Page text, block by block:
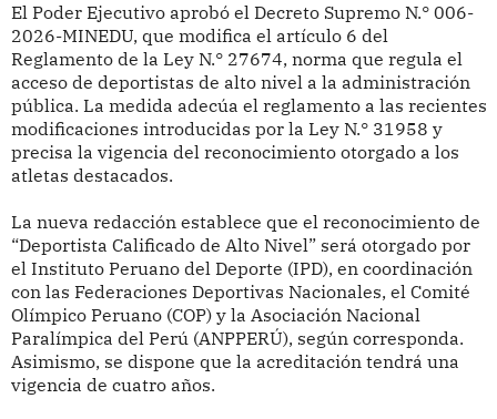
El Poder Ejecutivo aprobó el Decreto Supremo N.° 006-
2026-MINEDU, que modifica el artículo 6 del
Reglamento de la Ley N.° 27674, norma que regula el
acceso de deportistas de alto nivel a la administración
pública. La medida adecúa el reglamento a las recientes
modificaciones introducidas por la Ley N.° 31958 y
precisa la vigencia del reconocimiento otorgado a los
atletas destacados.
La nueva redacción establece que el reconocimiento de
“Deportista Calificado de Alto Nivel” será otorgado por
el Instituto Peruano del Deporte (IPD), en coordinación
con las Federaciones Deportivas Nacionales, el Comité
Olímpico Peruano (COP) y la Asociación Nacional
Paralímpica del Perú (ANPPERÚ), según corresponda.
Asimismo, se dispone que la acreditación tendrá una
vigencia de cuatro años.